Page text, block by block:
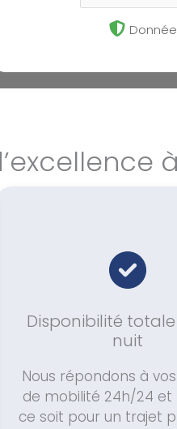
Disponibilité
nuit
Nous répondons à
de mobilité 24h/24 et
ce soit pour un trajet